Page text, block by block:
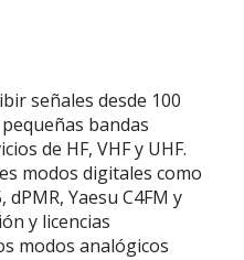
señales desde 100
bandas
de HF, VHF y UHF.
modos digitales como
dPMR, Yaesu C4FM y
y licencias
modos analógicos